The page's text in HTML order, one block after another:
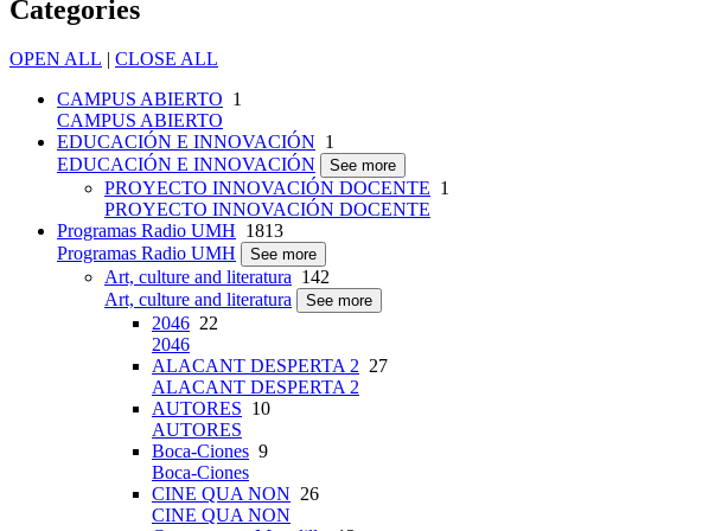
Categories
OPEN ALL | CLOSE ALL
CAMPUS ABIERTO 1
CAMPUS ABIERTO
EDUCACIÓN E INNOVACIÓN 1
EDUCACIÓN E INNOVACIÓN
See more
PROYECTO INNOVACIÓN DOCENTE 1
PROYECTO INNOVACIÓN DOCENTE
Programas Radio UMH 1813
Programas Radio UMH
See more
Art, culture and literatura 142
Art, culture and literatura
See more
2046 22
2046
ALACANT DESPERTA 2 27
ALACANT DESPERTA 2
AUTORES 10
AUTORES
Boca-Ciones 9
Boca-Ciones
CINE QUA NON 26
CINE QUA NON